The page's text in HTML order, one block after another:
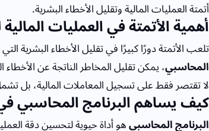
أتمتة العمليات المالية وتقليل الأخطاء البشرية.
أهمية الأتمتة في العمليات
تلعب الأتمتة دورًا كبيرًا في تقليل الأخطاء البشرية
المحاسبي، يمكن تقليل المخاطر الناتجة عن
لا تقتصر فقط على تسجيل المعاملات المالية، بل تشمل
كيف يساهم البرنامج المحاسبي
البرنامج المحاسبيهو أداة حيوية لتحسين دقة